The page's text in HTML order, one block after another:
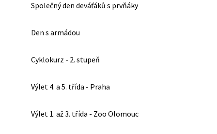
Společný den deváťáků s prvňáky
Den s armádou
Cyklokurz - 2. stupeň
Výlet 4. a 5. třída - Praha
Výlet 1. až 3. třída - Zoo Olomouc